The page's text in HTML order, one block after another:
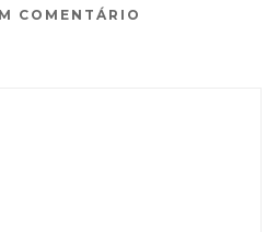
COMENTÁRIO